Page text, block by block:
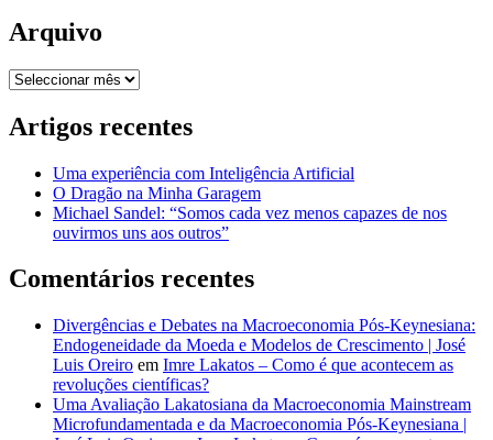
Arquivo
Arquivo
Artigos recentes
Uma experiência com Inteligência Artificial
O Dragão na Minha Garagem
Michael Sandel: “Somos cada vez menos capazes de nos
ouvirmos uns aos outros”
Comentários recentes
Divergências e Debates na Macroeconomia Pós-Keynesiana:
Endogeneidade da Moeda e Modelos de Crescimento | José
Luis Oreiro em Imre Lakatos – Como é que acontecem as
revoluções científicas?
Uma Avaliação Lakatosiana da Macroeconomia Mainstream
Microfundamentada e da Macroeconomia Pós-Keynesiana |